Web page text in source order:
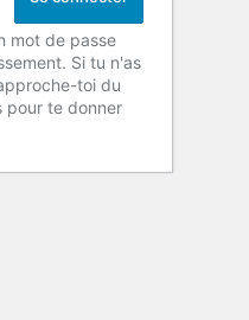
mot de passe
Si tu n'as
toi du
pour te donner